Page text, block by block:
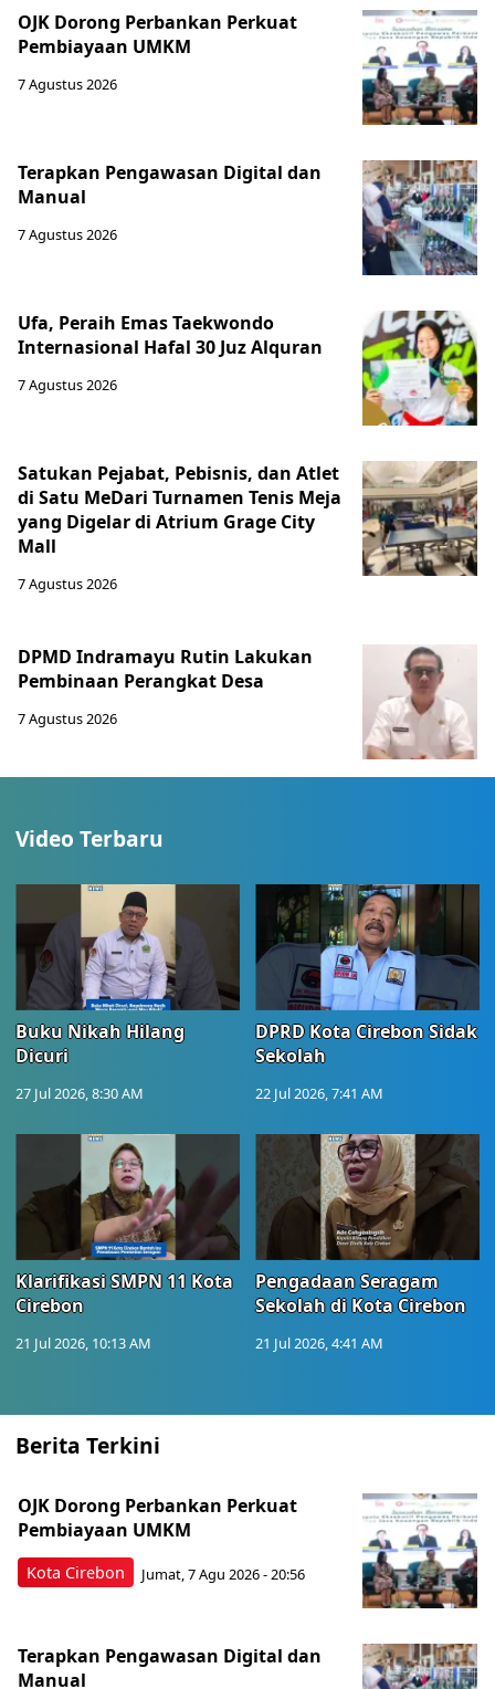
OJK Dorong Perbankan Perkuat
Pembiayaan UMKM
7 Agustus 2026
Terapkan Pengawasan Digital dan
Manual
7 Agustus 2026
Ufa, Peraih Emas Taekwondo
Internasional Hafal 30 Juz Alquran
7 Agustus 2026
Satukan Pejabat, Pebisnis, dan Atlet
di Satu MeDari Turnamen Tenis Meja
yang Digelar di Atrium Grage City
Mall
7 Agustus 2026
DPMD Indramayu Rutin Lakukan
Pembinaan Perangkat Desa
7 Agustus 2026
Video Terbaru
Buku Nikah Hilang
Dicuri
27 Jul 2026, 8:30 AM
DPRD Kota Cirebon Sidak
Sekolah
22 Jul 2026, 7:41 AM
Klarifikasi SMPN 11 Kota
Cirebon
21 Jul 2026, 10:13 AM
Pengadaan Seragam
Sekolah di Kota Cirebon
21 Jul 2026, 4:41 AM
Berita Terkini
Kota Cirebon
OJK Dorong Perbankan Perkuat
Pembiayaan UMKM
Jumat, 7 Agu 2026 - 20:56
Terapkan Pengawasan Digital dan
Manual